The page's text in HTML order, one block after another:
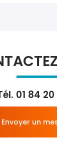
01 84 20
Envoyer un